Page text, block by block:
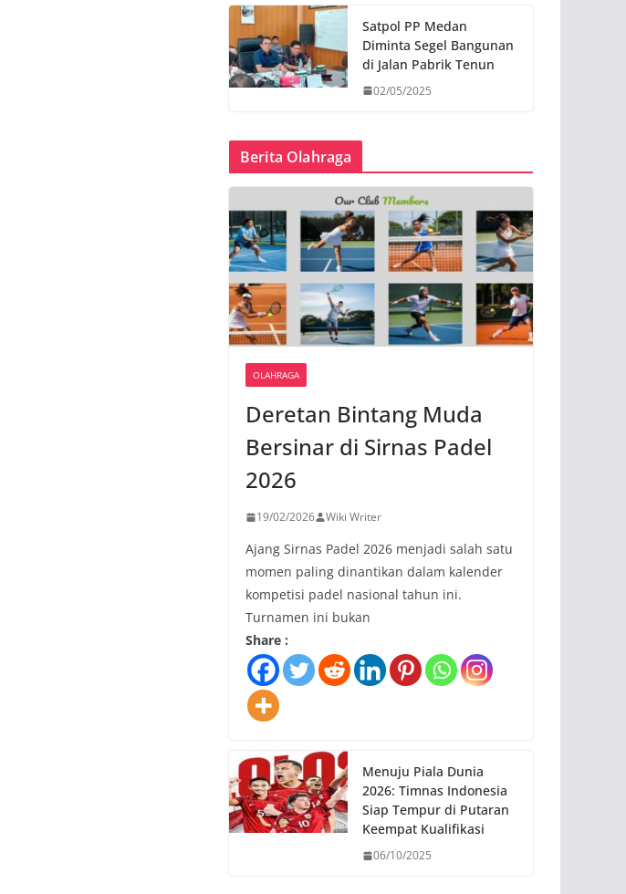
Satpol PP Medan
Diminta Segel Bangunan
di Jalan Pabrik Tenun
02/05/2025
Berita Olahraga
OLAHRAGA
Deretan Bintang Muda
Bersinar di Sirnas Padel
2026
19/02/2026 Wiki Writer
Ajang Sirnas Padel 2026 menjadi salah satu
momen paling dinantikan dalam kalender
kompetisi padel nasional tahun ini.
Turnamen ini bukan
Share :
Menuju Piala Dunia
2026: Timnas Indonesia
Siap Tempur di Putaran
Keempat Kualifikasi
06/10/2025